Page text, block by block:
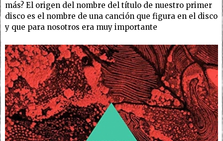
más? El origen del nombre del título de nuestro primer
disco es el nombre de una canción que figura en el disco
y que para nosotros era muy importante